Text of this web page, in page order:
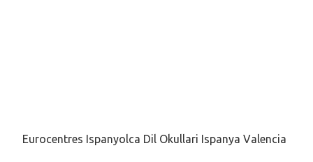
Eurocentres Ispanyolca Dil Okullari Ispanya Valencia